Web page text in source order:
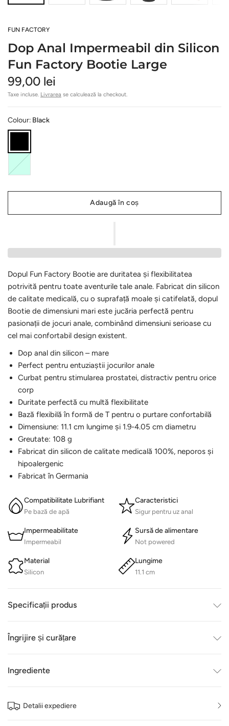
FUN FACTORY
Dop Anal Impermeabil din Silicon
Fun Factory Bootie Large
99,00 lei
Taxe incluse. Livrarea se calculează la checkout.
Colour: Black
Adaugă în coș
Dopul Fun Factory Bootie are duritatea și flexibilitatea
potrivită pentru toate aventurile tale anale. Fabricat din silicon
de calitate medicală, cu o suprafață moale și catifelată, dopul
Bootie de dimensiuni mari este jucăria perfectă pentru
pasionații de jocuri anale, combinând dimensiuni serioase cu
cel mai confortabil design existent.
Dop anal din silicon – mare
Perfect pentru entuziaștii jocurilor anale
Curbat pentru stimularea prostatei, distractiv pentru orice
corp
Duritate perfectă cu multă flexibilitate
Bază flexibilă în formă de T pentru o purtare confortabilă
Dimensiune: 11.1 cm lungime și 1.9-4.05 cm diametru
Greutate: 108 g
Fabricat din silicon de calitate medicală 100%, neporos și
hipoalergenic
Fabricat în Germania
Compatibilitate Lubrifiant
Pe bază de apă
Caracteristici
Sigur pentru uz anal
Impermeabilitate
Impermeabil
Sursă de alimentare
Not powered
Material
Silicon
Lungime
11.1 cm
Specificații produs
Îngrijire și curățare
Ingrediente
Detalii expediere